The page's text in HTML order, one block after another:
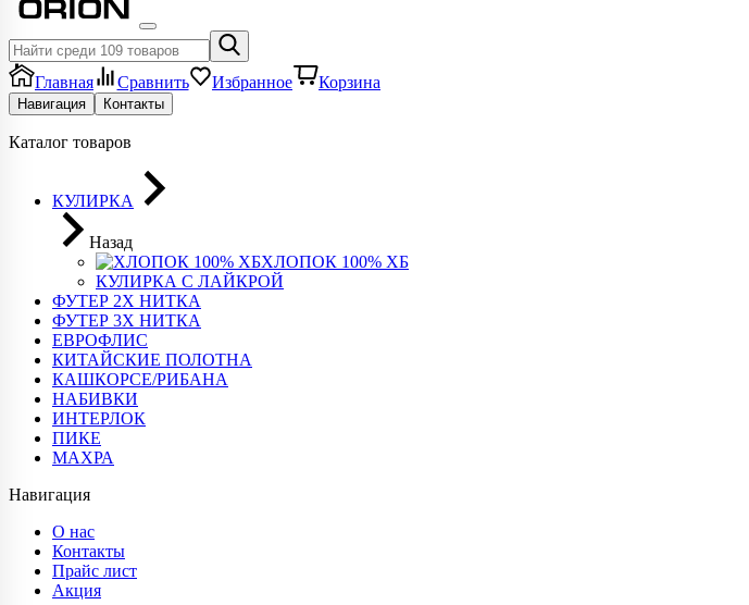
Главная Сравнить Избранное Корзина
Навигация Контакты
Каталог товаров
КУЛИРКА
Назад
ХЛОПОК 100% ХБ
КУЛИРКА С ЛАЙКРОЙ
ФУТЕР 2Х НИТКА
ФУТЕР 3Х НИТКА
ЕВРОФЛИС
КИТАЙСКИЕ ПОЛОТНА
КАШКОРСЕ/РИБАНА
НАБИВКИ
ИНТЕРЛОК
ПИКЕ
МАХРА
Навигация
О нас
Контакты
Прайс лист
Акция